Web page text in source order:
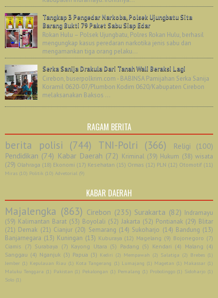
Tangkap 3 Pengedar Narkoba, Polsek Ujungbatu Sita
Barang Bukti 79 Paket Sabu Siap Edar
Rokan Hulu – Polsek Ujungbatu, Polres Rokan Hulu, berhasil
mengungkap kasus peredaran narkotika jenis sabu dan
mengamankan tiga orang pelaku...
Serka Sanija Drakula Dari Tanah Wali Beraksi Lagi
Cirebon, buserpolkrim.com - BABINSA Pamijahan Serka Sanija
Koramil 0620-07/Plumbon Kodim 0620/Kabupaten Cirebon
melaksanakan Baksos ...
RAGAM BERITA
berita polisi (744) TNI-Polri (366) Religi
(100)
Pendidikan (74) Kabar Daerah (72) Kriminal (39) Hukum (38) wisata
(29) Olahraga (18) Ekonomi (17) Kesehatan (15) Ormas (12) PLN (12) Otomotif (11)
Miras (10) Politik (10) Advetorial (9)
KABAR DAERAH
Majalengka (863) Cirebon (235) Surakarta (82) Indramayu
(59) Kalimantan Barat (53) Boyolali (52) Jakarta (52) Pontianak (29) Blitar
(21) Demak (21) Cianjur (20) Semarang (14) Sukoharjo (14) Bandung (13)
Banjarnegara (13) Kuningan (13) Kuburaya (12) Magelang (9) Bojonegoro (7)
Ciamis (7) Surabaya (7) Kayong Utara (5) Padang (5) Kendari (4) Malang (4)
Sanggau (4) Nganjuk (3) Papua (3) Kediri (2) Mempawah (2) Salatiga (2) Brebes (1)
Jember (1) Kepulauan Riau (1) Kota Tangerang (1) Lumajang (1) Magetan (1) Makassar (1)
Maluku Tenggara (1) Pakistan (1) Pekalongan (1) Pemalang (1) Probolinggo (1) Sidoharjo (1)
Solo (1)